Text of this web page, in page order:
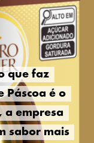
que faz
Páscoa é o
a empresa
sabor mais
que faz
Páscoa é o
a empresa
sabor mais